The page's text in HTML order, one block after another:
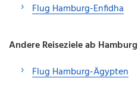
Flug Hamburg-Enfidha
Andere Reiseziele ab Hamburg
Flug Hamburg-Ägypten